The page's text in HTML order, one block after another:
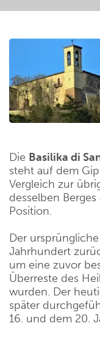
Bevorzugte
Die Basilika di
steht auf dem
Vergleich zur
desselben
Position.
Der
Jahrhundert
um eine zuvor
Überreste des
wurden. Der
später
16. und dem 20.